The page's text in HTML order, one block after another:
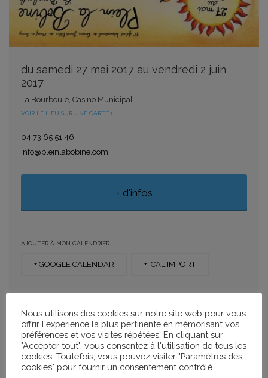
du samedi 27 mai 2017 au vendredi 2 juin
2017
La Bourboule, Casino Municipal
VOIR LE LIEU SUR UNE CARTE
04 73 65 51 46
info@pleinlabobine.com
+ d'infos
AJOUTER À MON CALENDRIER
+ GOOGLE CALENDAR + ICAL IMPORT
CATÉGORIES
Nous utilisons des cookies sur notre site web pour vous
offrir l'expérience la plus pertinente en mémorisant vos
préférences et vos visites répétées. En cliquant sur
"Accepter tout", vous consentez à l'utilisation de tous les
cookies. Toutefois, vous pouvez visiter "Paramètres des
cookies" pour fournir un consentement contrôlé.